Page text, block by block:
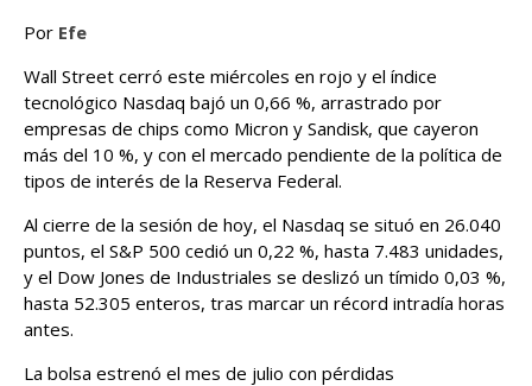
Por Efe
Wall Street cerró este miércoles en rojo y el índice
tecnológico Nasdaq bajó un 0,66 %, arrastrado por
empresas de chips como Micron y Sandisk, que cayeron
más del 10 %, y con el mercado pendiente de la política de
tipos de interés de la Reserva Federal.
Al cierre de la sesión de hoy, el Nasdaq se situó en 26.040
puntos, el S&P 500 cedió un 0,22 %, hasta 7.483 unidades,
y el Dow Jones de Industriales se deslizó un tímido 0,03 %,
hasta 52.305 enteros, tras marcar un récord intradía horas
antes.
La bolsa estrenó el mes de julio con pérdidas